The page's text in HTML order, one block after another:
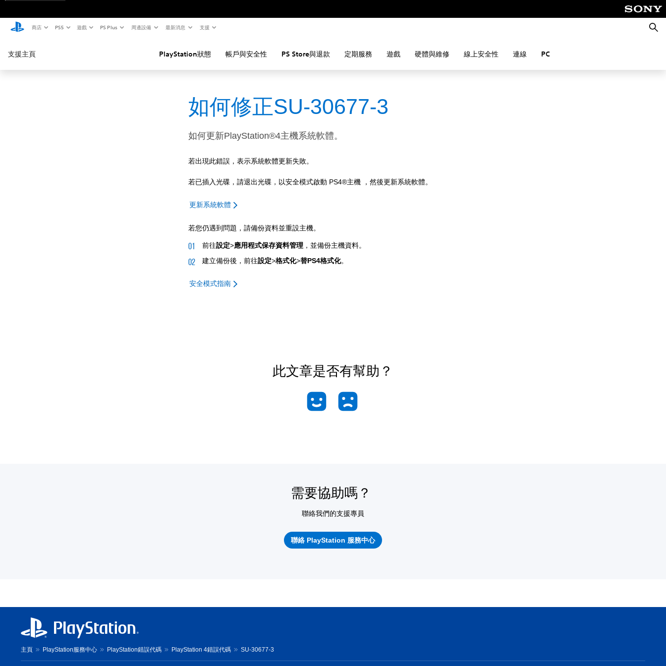
商店 PS5 遊戲 PS Plus 周邊設備 最新消息 支援
搜
尋
支援主頁 PlayStation狀態 帳戶與安全性 PS Store與退款 定期服務 遊戲 硬體與維修 線上安全性 連線 PC
如何修正SU-30677-3
如何更新PlayStation®4主機系統軟體。
若出現此錯誤，表示系統軟體更新失敗。
若已插入光碟，請退出光碟，以安全模式啟動 PS4®主機 ，然後更新系統軟體。
更新系統軟體
若您仍遇到問題，請備份資料並重設主機。
前往設定>應用程式保存資料管理 ，並備份主機資料。
建立備份後，前往設定>格式化>替PS4格式化。
安全模式指南
此文章是否有幫助？
需要協助嗎？
聯絡我們的支援專員
聯絡 PlayStation 服務中心
主頁 PlayStation服務中心 PlayStation錯誤代碼 PlayStation 4錯誤代碼 SU-30677-3